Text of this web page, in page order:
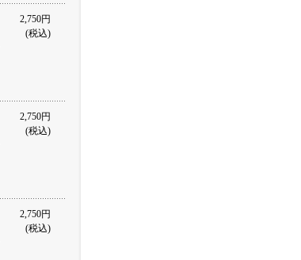
2,750円
(税込)
2,750円
(税込)
2,750円
(税込)